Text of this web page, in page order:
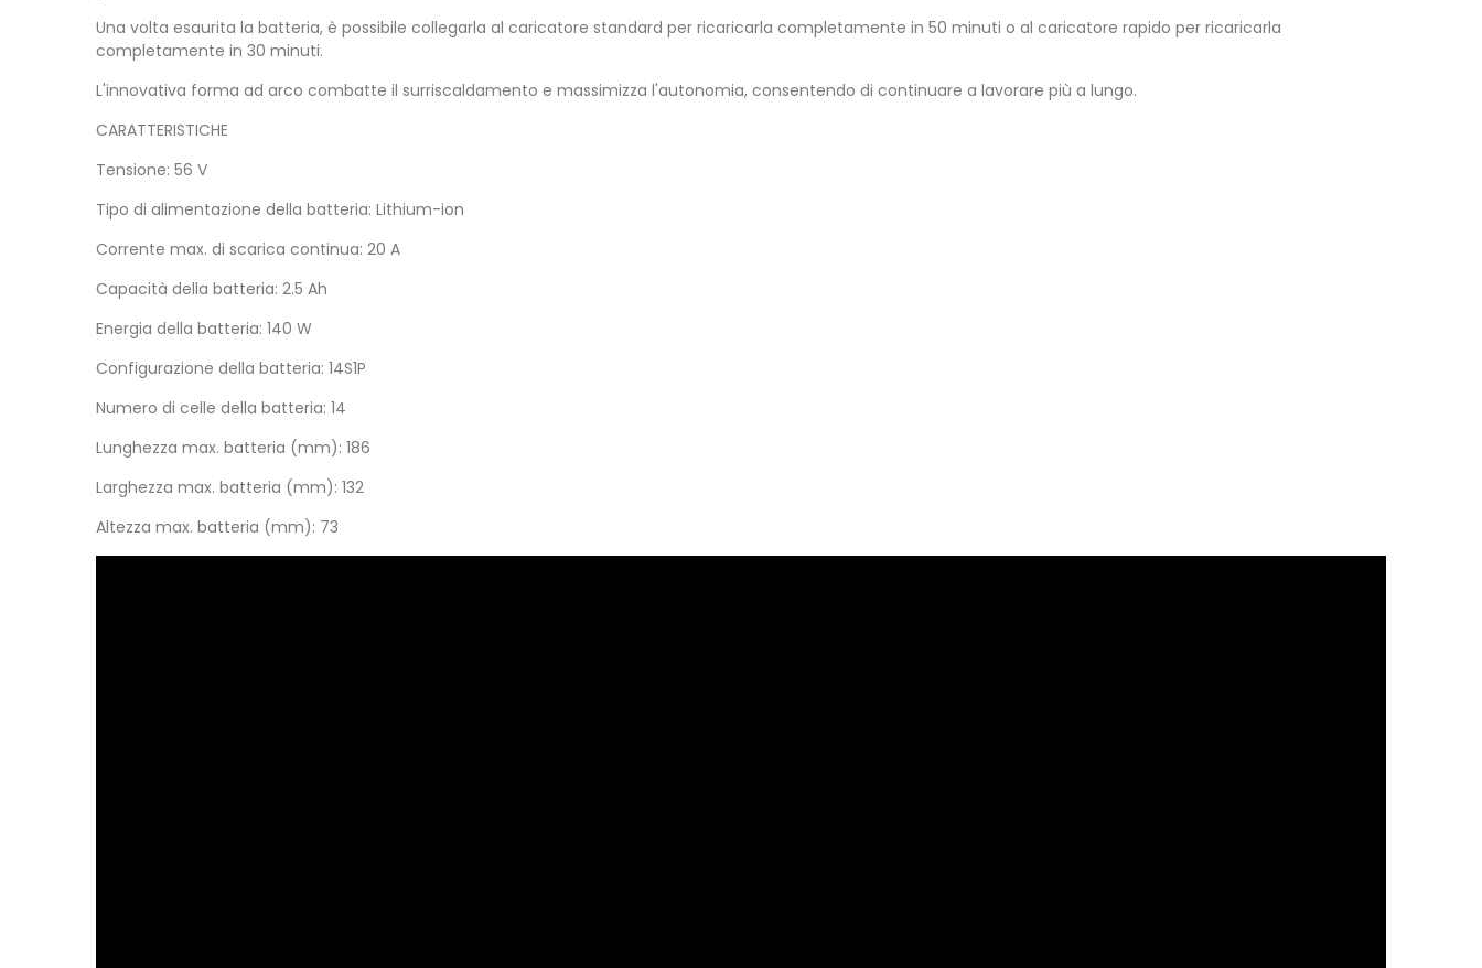
Una volta esaurita la batteria, è possibile collegarla al caricatore standard per ricaricarla completamente in 50 minuti o al caricatore rapido per ricaricarla
completamente in 30 minuti.
L'innovativa forma ad arco combatte il surriscaldamento e massimizza l'autonomia, consentendo di continuare a lavorare più a lungo.
CARATTERISTICHE
Tensione: 56 V
Tipo di alimentazione della batteria: Lithium-ion
Corrente max. di scarica continua: 20 A
Capacità della batteria: 2.5 Ah
Energia della batteria: 140 W
Configurazione della batteria: 14S1P
Numero di celle della batteria: 14
Lunghezza max. batteria (mm): 186
Larghezza max. batteria (mm): 132
Altezza max. batteria (mm): 73